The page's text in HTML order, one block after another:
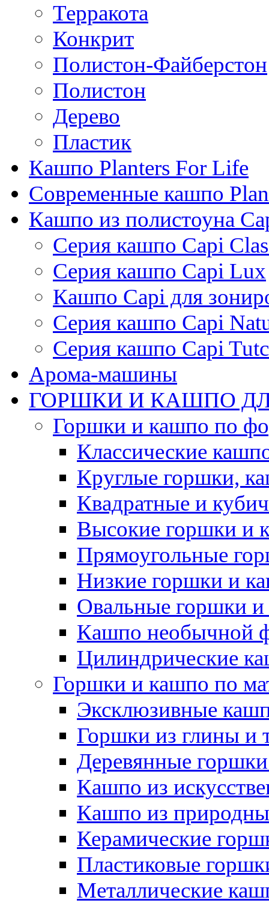
Терракота
Конкрит
Полистон-Файберстон
Полистон
Дерево
Пластик
Кашпо Planters For Life
Современные кашпо
Кашпо из полистоуна
Серия кашпо Capi
Серия кашпо Capi Lux
Кашпо Capi для
Серия кашпо Capi
Серия кашпо Capi
Арома-машины
ГОРШКИ И КАШПО
Горшки и кашпо по
Классические
Круглые горшки,
Квадратные и
Высокие горшки и
Прямоугольные
Низкие горшки и
Овальные горшки
Кашпо необычной
Цилиндрические
Горшки и кашпо по
Эксклюзивные
Горшки из глины и
Деревянные
Кашпо из
Кашпо из
Керамические
Пластиковые
Металлические